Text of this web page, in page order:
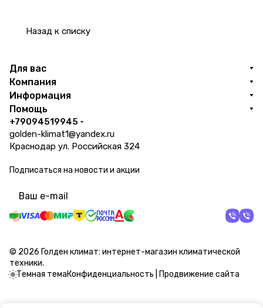
Назад к списку
Для вас
Компания
Информация
Помощь
+79094519945
golden-klimat1@yandex.ru
Краснодар ул. Российская 324
Подписаться на новости и акции
© 2026 Голден климат: интернет-магазин климатической
техники.
Темная темаКонфиденциальность Продвижение сайта